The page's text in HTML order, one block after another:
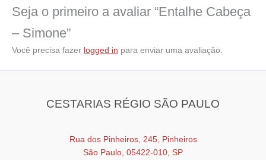
Seja o primeiro a avaliar “Entalhe Cabeça
– Simone”
Você precisa fazer logged in para enviar uma avaliação.
CESTARIAS RÉGIO SÃO PAULO
Rua dos Pinheiros, 245, Pinheiros
São Paulo, 05422-010, SP